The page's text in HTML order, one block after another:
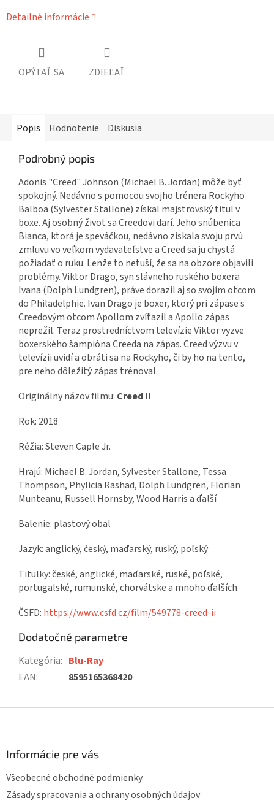
Detailné informácie
OPÝTAŤ SA ZDIEĽAŤ
Popis Hodnotenie Diskusia
Podrobný popis
Adonis "Creed" Johnson (Michael B. Jordan) môže byť
spokojný. Nedávno s pomocou svojho trénera Rockyho
Balboa (Sylvester Stallone) získal majstrovský titul v
boxe. Aj osobný život sa Creedovi darí. Jeho snúbenica
Bianca, ktorá je speváčkou, nedávno získala svoju prvú
zmluvu vo veľkom vydavateľstve a Creed sa ju chystá
požiadať o ruku. Lenže to netuší, že sa na obzore objavili
problémy. Viktor Drago, syn slávneho ruského boxera
Ivana (Dolph Lundgren), práve dorazil aj so svojím otcom
do Philadelphie. Ivan Drago je boxer, ktorý pri zápase s
Creedovým otcom Apollom zvíťazil a Apollo zápas
neprežil. Teraz prostredníctvom televízie Viktor vyzve
boxerského šampióna Creeda na zápas. Creed výzvu v
televízii uvidí a obráti sa na Rockyho, či by ho na tento,
pre neho dôležitý zápas trénoval.
Originálny názov filmu: Creed II
Rok: 2018
Réžia: Steven Caple Jr.
Hrajú: Michael B. Jordan, Sylvester Stallone, Tessa
Thompson, Phylicia Rashad, Dolph Lundgren, Florian
Munteanu, Russell Hornsby, Wood Harris a ďalší
Balenie: plastový obal
Jazyk: anglický, český, maďarský, ruský, poľský
Titulky: české, anglické, maďarské, ruské, poľské,
portugalské, rumunské, chorvátske a mnoho ďalších
ČSFD: https://www.csfd.cz/film/549778-creed-ii
Dodatočné parametre
Kategória: Blu-Ray
EAN: 8595165368420
Informácie pre vás
Všeobecné obchodné podmienky
Zásady spracovania a ochrany osobných údajov